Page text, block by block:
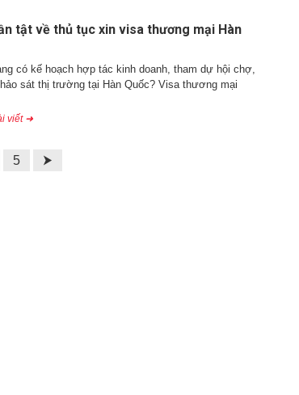
tật về thủ tục xin visa thương mại Hàn
có kế hoạch hợp tác kinh doanh, tham dự hội chợ,
sát thị trường tại Hàn Quốc? Visa thương mại
viết ➜
5 ⮞